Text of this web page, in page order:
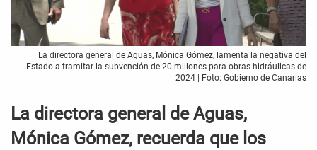
La directora general de Aguas, Mónica Gómez, lamenta la negativa del
Estado a tramitar la subvención de 20 millones para obras hidráulicas de
2024 | Foto: Gobierno de Canarias
La directora general de Aguas,
Mónica Gómez, recuerda que los